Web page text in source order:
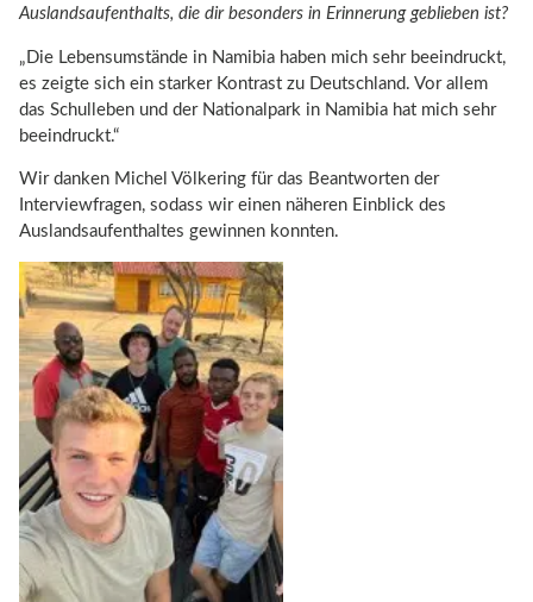
Auslandsaufenthalts, die dir besonders in Erinnerung geblieben ist?
„Die Lebensumstände in Namibia haben mich sehr beeindruckt,
es zeigte sich ein starker Kontrast zu Deutschland. Vor allem
das Schulleben und der Nationalpark in Namibia hat mich sehr
beeindruckt.“
Wir danken Michel Völkering für das Beantworten der
Interviewfragen, sodass wir einen näheren Einblick des
Auslandsaufenthaltes gewinnen konnten.